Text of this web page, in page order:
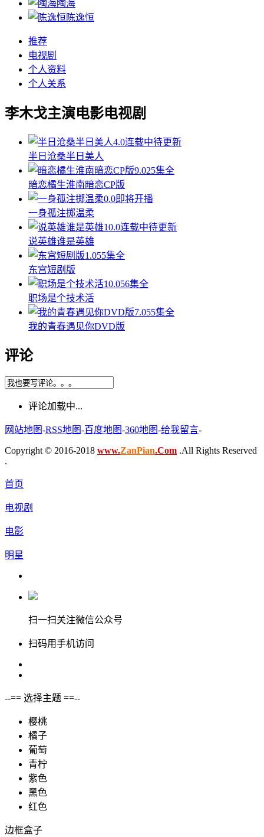
陶海
陈逸恒
推荐
电视剧
个人资料
个人关系
李木戈主演电影电视剧
4.0连载中待更新
半日沧桑半日美人
9.025集全
暗恋橘生淮南暗恋CP版
0.0即将开播
一身孤注掷温柔
10.0连载中待更新
说英雄谁是英雄
1.055集全
东宫短剧版
10.056集全
职场是个技术活
7.055集全
我的青春遇见你DVD版
评论
评论加载中...
网站地图-RSS地图-百度地图-360地图-给我留言-
Copyright © 2016-2018 www.ZanPian.Com .All Rights Reserved
.
首页
电视剧
电影
明星
扫一扫关注微信公众号
扫码用手机访问
--== 选择主题 ==--
樱桃
橘子
葡萄
青柠
紫色
黑色
红色
边框盒子